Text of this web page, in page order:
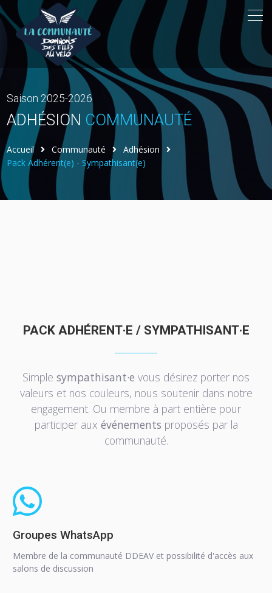
Saison 2025-2026
ADHÉSION COMMUNAUTÉ
Accueil Communauté
Adhésion
Pack Adhérent(e) - Sympathisant(e)
PACK ADHÉRENT·E / SYMPATHISANT·E
Simple sympathisant·e vous désirez porter nos
valeurs et nos couleurs, nous soutenir dans notre
engagement. Ou membre à part entière pour
participer aux événements proposés par la
communauté.
Groupes WhatsApp
Membre de la communauté DDEAV et possibilité d'accès aux
salons de discussion